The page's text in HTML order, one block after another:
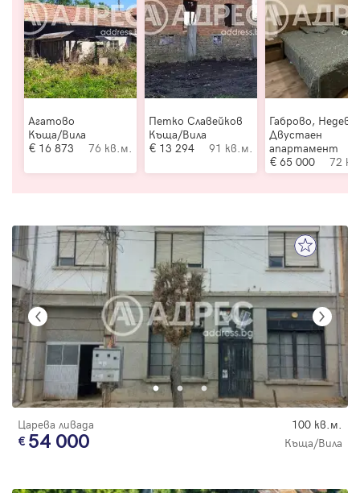
Агатово
Къща/Вила
16 873
76 кв.м.
Петко Славейков
Къща/Вила
13 294
91 кв.м.
Габрово,
Двустаен
апартамент
65 000
72
Царева ливада 100 кв.м.
54 000 Къща/Вила